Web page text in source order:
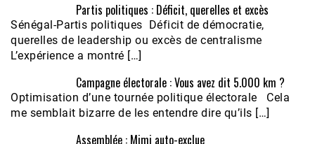
Partis politiques : Déficit, querelles et excès
Sénégal-Partis politiques Déficit de démocratie,
querelles de leadership ou excès de centralisme
L’expérience a montré […]
Campagne électorale : Vous avez dit 5.000 km ?
Optimisation d’une tournée politique électorale Cela
me semblait bizarre de les entendre dire qu’ils […]
Assemblée : Mimi auto-exclue